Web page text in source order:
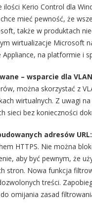
Kerio Control dla
mieć pewność, że
także w produktach
wirtualizacje Microsoft
na platformie i
– wsparcie dla
można skorzystać z
wirtualnych. Z uwagi
sieci bez konieczności
adresów URL:
HTTPS. Nie można
aby być pewnym, że
stron. Nowa funkcja
treści.
omijania zasad